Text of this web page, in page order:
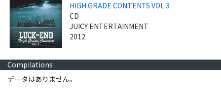
HIGH GRADE CONTENTS VOL.3
CD
JUICY ENTERTAINMENT
2012
Compilations
データはありません。